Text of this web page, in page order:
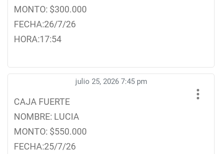
MONTO: $300.000
FECHA:26/7/26
HORA:17:54
julio 25, 2026 7:45 pm
CAJA FUERTE
NOMBRE: LUCIA
MONTO: $550.000
FECHA:25/7/26